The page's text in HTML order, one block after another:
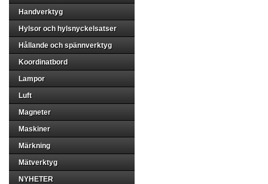
Handverktyg
Hylsor och hylsnyckelsatser
Hållande och spännverktyg
Koordinatbord
Lampor
Luft
Magneter
Maskiner
Märkning
Mätverktyg
NYHETER